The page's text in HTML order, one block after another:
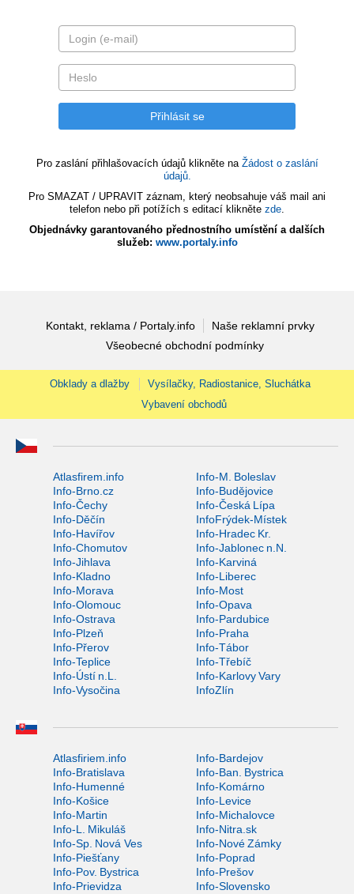
Pro zaslání přihlašovacích údajů klikněte na Žádost o zaslání
údajů.
Pro SMAZAT / UPRAVIT záznam, který neobsahuje váš mail ani
telefon nebo při potížích s editací klikněte zde.
Objednávky garantovaného přednostního umístění a dalších
služeb: www.portaly.info
Kontakt, reklama / Portaly.info
Naše reklamní prvky
Všeobecné obchodní podmínky
Obklady a dlažby
Vysílačky, Radiostanice, Sluchátka
Vybavení obchodů
Atlasfirem.info
Info-M. Boleslav
Info-Brno.cz
Info-Budějovice
Info-Čechy
Info-Česká Lípa
Info-Děčín
InfoFrýdek-Místek
Info-Havířov
Info-Hradec Kr.
Info-Chomutov
Info-Jablonec n.N.
Info-Jihlava
Info-Karviná
Info-Kladno
Info-Liberec
Info-Morava
Info-Most
Info-Olomouc
Info-Opava
Info-Ostrava
Info-Pardubice
Info-Plzeň
Info-Praha
Info-Přerov
Info-Tábor
Info-Teplice
Info-Třebíč
Info-Ústí n.L.
Info-Karlovy Vary
Info-Vysočina
InfoZlín
Atlasfiriem.info
Info-Bardejov
Info-Bratislava
Info-Ban. Bystrica
Info-Humenné
Info-Komárno
Info-Košice
Info-Levice
Info-Martin
Info-Michalovce
Info-L. Mikuláš
Info-Nitra.sk
Info-Sp. Nová Ves
Info-Nové Zámky
Info-Piešťany
Info-Poprad
Info-Pov. Bystrica
Info-Prešov
Info-Prievidza
Info-Slovensko